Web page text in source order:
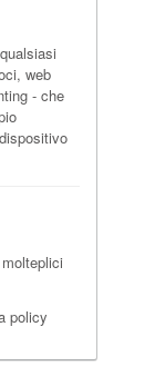
web
- che
policy